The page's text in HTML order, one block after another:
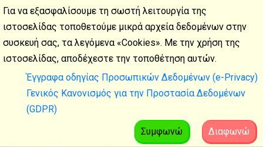
Καλοκαιρινές
διακοπές
Η Ψηφιακή Τεχνολογία θα είναι
ΚΛΕΙΣΤΗ απόΔευτέρα 3
Αυγούστου2026
Για να εξασφαλίσουμε τη σωστή λειτουργία της
ιστοσελίδας τοποθετούμε μικρά αρχεία δεδομένων στην
συσκευή σας, τα λεγόμενα «Cookies». Με την χρήση της
ιστοσελίδας, αποδέχεστε την τοποθέτηση αυτών.
Έγγραφα οδηγίας Προσωπικών Δεδομένων (e-Privacy)
Γενικός Κανονισμός για την Προστασία Δεδομένων
(GDPR)
Διαφωνώ
Συμφωνώ